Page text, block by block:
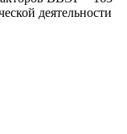
деятельности